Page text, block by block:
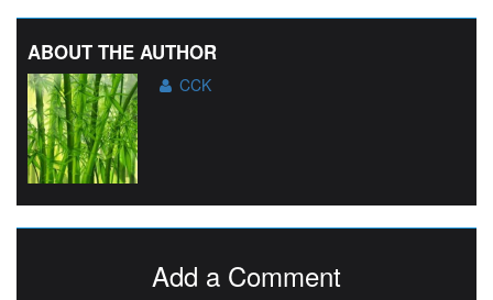
ABOUT THE AUTHOR
CCK
Add a Comment